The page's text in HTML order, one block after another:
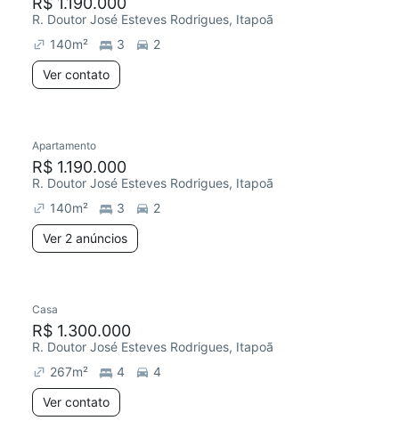
R. Doutor José Esteves Rodrigues, Itapoã
140m² 3
2
Ver contato
Apartamento
R$ 1.190.000
R. Doutor José Esteves Rodrigues, Itapoã
140m² 3
2
Ver 2 anúncios
Casa
R$ 1.300.000
R. Doutor José Esteves Rodrigues, Itapoã
267m² 4
4
Ver contato